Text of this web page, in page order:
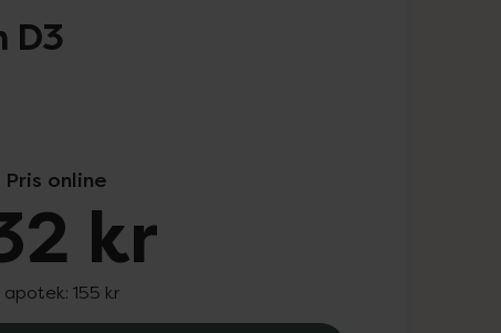
D3
Pris online
kr
apotek: 155 kr